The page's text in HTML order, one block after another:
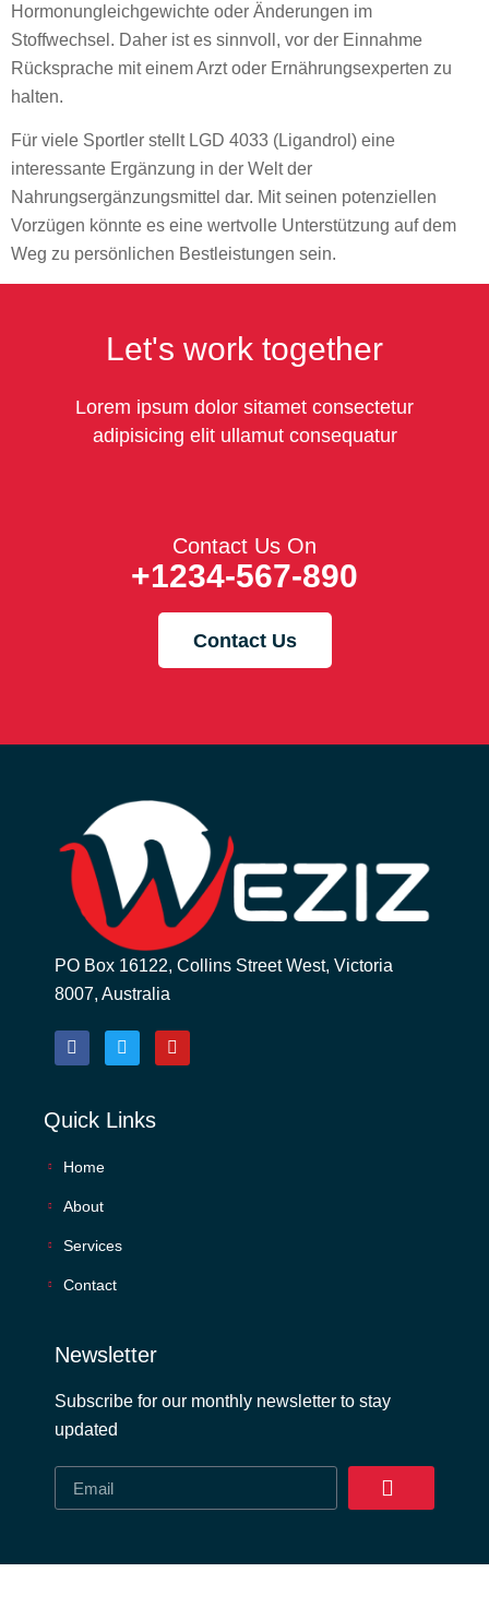
Hormonungleichgewichte oder Änderungen im
Stoffwechsel. Daher ist es sinnvoll, vor der Einnahme
Rücksprache mit einem Arzt oder Ernährungsexperten zu
halten.
Für viele Sportler stellt LGD 4033 (Ligandrol) eine
interessante Ergänzung in der Welt der
Nahrungsergänzungsmittel dar. Mit seinen potenziellen
Vorzügen könnte es eine wertvolle Unterstützung auf dem
Weg zu persönlichen Bestleistungen sein.
Let's work together
Lorem ipsum dolor sitamet consectetur
adipisicing elit ullamut consequatur
Contact Us On
+1234-567-890
Contact Us
PO Box 16122, Collins Street West, Victoria
8007, Australia
Quick Links
Home
About
Services
Contact
Newsletter
Subscribe for our monthly newsletter to stay
updated